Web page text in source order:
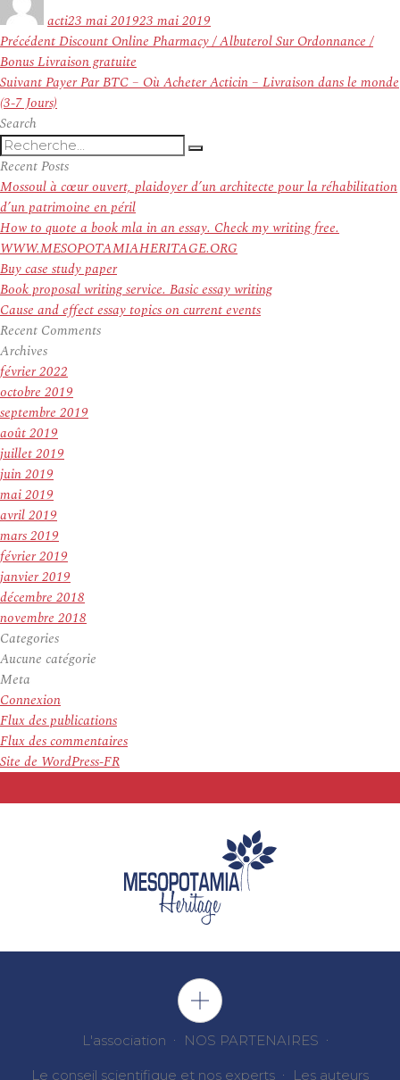
actile
23 mai 201923 mai 2019
Navigation
de
l’article
PrécédentArticle
précédent :
Discount Online Pharmacy / Albuterol Sur Ordonnance /
Bonus Livraison gratuite
SuivantArticle
suivant :
Payer Par BTC – Où Acheter Acticin – Livraison dans le monde
(3-7 Jours)
Search
Recherche
pour
:
Recherche
Recent Posts
Mossoul à cœur ouvert, plaidoyer d’un architecte pour la réhabilitation
d’un patrimoine en péril
How to quote a book mla in an essay. Check my writing free.
WWW.MESOPOTAMIAHERITAGE.ORG
Buy case study paper
Book proposal writing service. Basic essay writing
Cause and effect essay topics on current events
Recent Comments
Archives
février 2022
octobre 2019
septembre 2019
août 2019
juillet 2019
juin 2019
mai 2019
avril 2019
mars 2019
février 2019
janvier 2019
décembre 2018
novembre 2018
Categories
Aucune catégorie
Meta
Connexion
Flux des publications
Flux des commentaires
Site de WordPress-FR
L'association NOS PARTENAIRES
Le conseil scientifique et nos experts Les auteurs